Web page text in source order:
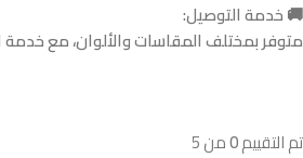
🚚 خدمة التوصيل:
متوفر بمختلف المقاسات والألوان، مع
تم التقييم0من 5